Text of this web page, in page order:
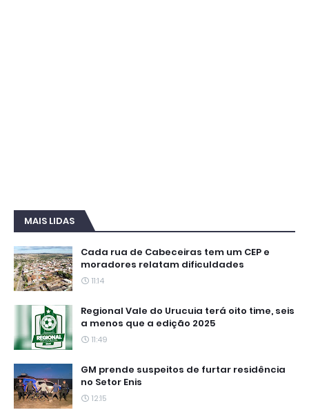
MAIS LIDAS
Cada rua de Cabeceiras tem um CEP e
moradores relatam dificuldades
11:14
Regional Vale do Urucuia terá oito time, seis
a menos que a edição 2025
11:49
GM prende suspeitos de furtar residência
no Setor Enis
12:15